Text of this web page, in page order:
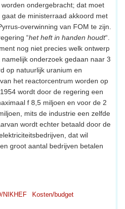
ondergebracht; dat moet
de ministerraad akkoord met
overwinning van FOM te zijn.
“het heft in handen houdt“.
nog niet precies welk ontwerp
onderzoek gedaan naar 3
op natuurlijk uranium en
het reactorcentrum worden op
wordt door de regering een
f 8,5 miljoen en voor de 2
mits de industrie een zelfde
wordt echter betaald door de
dat wil
groot aantal bedrijven betalen
NIKHEF
Kosten/budget